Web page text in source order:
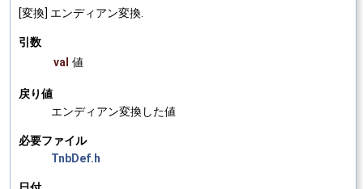
[変換] エンディアン変換.
引数
val 値
戻り値
エンディアン変換した値
必要ファイル
TnbDef.h